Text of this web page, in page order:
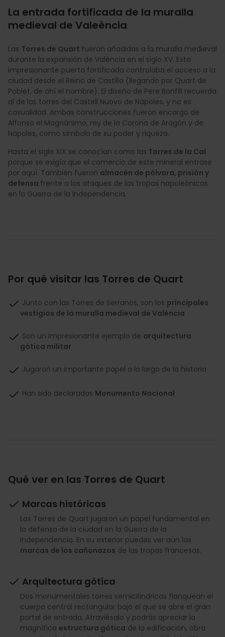
La entrada fortificada de la muralla
medieval de Valeència
Las Torres de Quart fueron añadidas a la muralla medieval
durante la expansión de València en el siglo XV. Esta
impresionante puerta fortificada controlaba el acceso a la
ciudad desde el Reino de Castilla (llegando por Quart de
Poblet, de ahí el nombre). El diseño de Pere Bonfill recuerda
al de las torres del Castell Nuovo de Nápoles, y no es
casualidad. Ambas construcciones fueron encargo de
Alfonso el Magnánimo, rey de la Corona de Aragón y de
Nápoles, como símbolo de su poder y riqueza.
Hasta el siglo XIX se conocían como las Torres de la Cal
porque se exigía que el comercio de este mineral entrase
por aquí. También fueron almacén de pólvora, prisión y
defensa frente a los ataques de las tropas napoleónicas
en la Guerra de la Independencia.
Por qué visitar las Torres de Quart
Junto con las Torres de Serranos, son los principales
vestigios de la muralla medieval de València
Son un impresionante ejemplo de arquitectura
gótica militar
Jugaron un importante papel a lo largo de la historia
Han sido declaradas Monumento Nacional
Qué ver en las Torres de Quart
Marcas históricas
Las Torres de Quart jugaron un papel fundamental en
la defensa de la ciudad en la Guerra de la
Independencia. En su exterior puedes ver aún las
marcas de los cañonazos de las tropas francesas.
Arquitectura gótica
Dos monumentales torres semicilíndricas flanquean el
cuerpo central rectangular bajo el que se abre el gran
portal de entrada. Atraviésalo y podrás apreciar la
magnífica estructura gótica de la edificación, obra